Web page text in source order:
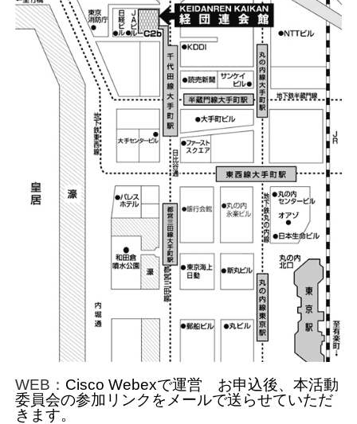
WEB： Cisco Webexで運営 お申込後、本活動
委員会の参加リンクをメールで送らせていただ
きます。